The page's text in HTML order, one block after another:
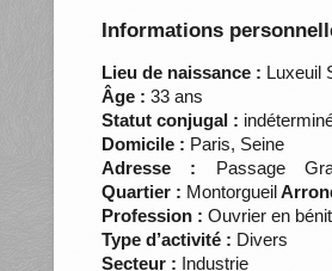
Informations
Lieu de naissance : Luxeuil
Âge : 33 ans
Statut conjugal :
Domicile : Paris, Seine
Adresse : Passage
Quartier : Montorgueil
Profession : Ouvrier en
Type d’activité : Divers
Secteur : Industrie